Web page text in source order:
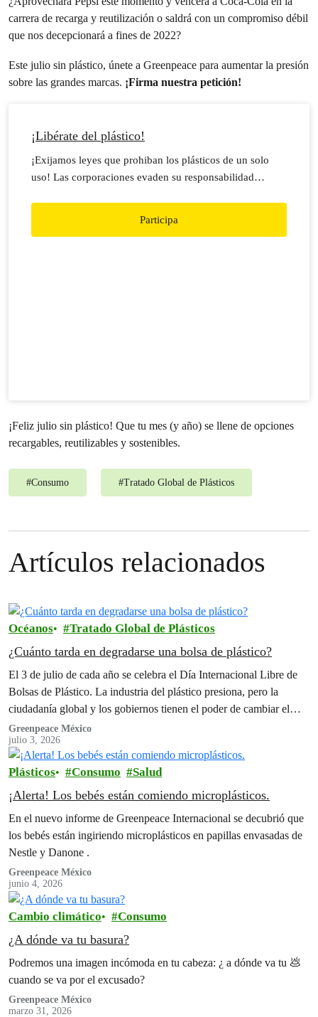
carrera de recarga y reutilización o saldrá con un compromiso débil
que nos decepcionará a fines de 2022?
Este julio sin plástico, únete a Greenpeace para aumentar la presión
sobre las grandes marcas. ¡Firma nuestra petición!
¡Libérate del plástico!
¡Exijamos leyes que prohiban los plásticos de un solo
uso! Las corporaciones evaden su responsabilidad
Participa
¡Feliz julio sin plástico! Que tu mes (y año) se llene de opciones
recargables, reutilizables y sostenibles.
#Consumo #Tratado Global de Plásticos
Artículos relacionados
Océanos Tratado Global de Plásticos
¿Cuánto tarda en degradarse una bolsa de plástico?
El 3 de julio de cada año se celebra el Día Internacional Libre de
Bolsas de Plástico. La industria del plástico presiona, pero la
ciudadanía global y los gobiernos tienen el poder de cambiar el
rumbo.
Greenpeace México
julio 3, 2026
Plásticos Consumo Salud
¡Alerta! Los bebés están comiendo microplásticos.
En el nuevo informe de Greenpeace Internacional se decubrió que
los bebés están ingiriendo microplásticos en papillas envasadas de
Nestle y Danone .
Greenpeace México
junio 4, 2026
Cambio climático Consumo
¿A dónde va tu basura?
Podremos una imagen incómoda en tu cabeza: ¿ a dónde va tu 💩
cuando se va por el excusado?
Greenpeace México
marzo 31, 2026